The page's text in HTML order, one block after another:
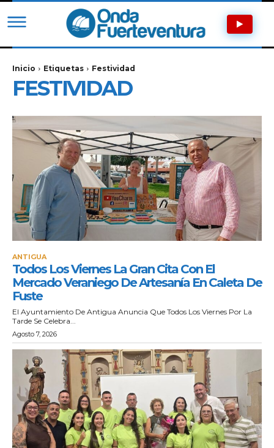
Inicio Etiquetas Festividad
FESTIVIDAD
ANTIGUA
Todos Los Viernes La Gran Cita Con El
Mercado Veraniego De Artesanía En Caleta De
Fuste
El Ayuntamiento De Antigua Anuncia Que Todos Los Viernes Por La
Tarde Se Celebra...
Agosto 7, 2026